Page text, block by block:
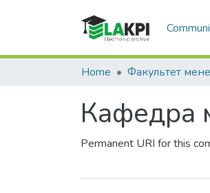
Home
Кафедра
Permanent URI for this